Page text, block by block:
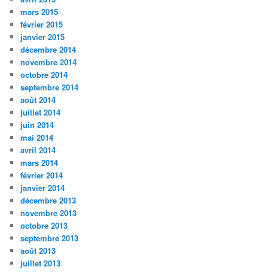
mars 2015
février 2015
janvier 2015
décembre 2014
novembre 2014
octobre 2014
septembre 2014
août 2014
juillet 2014
juin 2014
mai 2014
avril 2014
mars 2014
février 2014
janvier 2014
décembre 2013
novembre 2013
octobre 2013
septembre 2013
août 2013
juillet 2013